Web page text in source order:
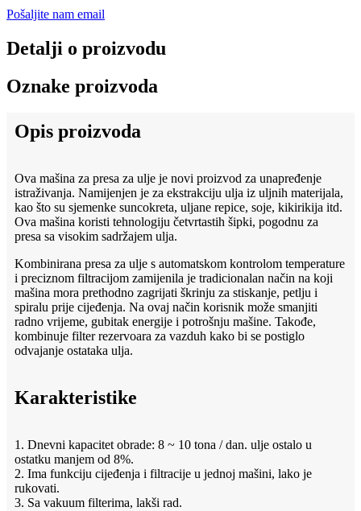
Pošaljite nam email
Detalji o proizvodu
Oznake proizvoda
Opis proizvoda
Ova mašina za presa za ulje je novi proizvod za unapređenje
istraživanja. Namijenjen je za ekstrakciju ulja iz uljnih materijala,
kao što su sjemenke suncokreta, uljane repice, soje, kikirikija itd.
Ova mašina koristi tehnologiju četvrtastih šipki, pogodnu za
presa sa visokim sadržajem ulja.
Kombinirana presa za ulje s automatskom kontrolom temperature
i preciznom filtracijom zamijenila je tradicionalan način na koji
mašina mora prethodno zagrijati škrinju za stiskanje, petlju i
spiralu prije cijeđenja. Na ovaj način korisnik može smanjiti
radno vrijeme, gubitak energije i potrošnju mašine. Takođe,
kombinuje filter rezervoara za vazduh kako bi se postiglo
odvajanje ostataka ulja.
Karakteristike
1. Dnevni kapacitet obrade: 8 ~ 10 tona / dan. ulje ostalo u
ostatku manjem od 8%.
2. Ima funkciju cijeđenja i filtracije u jednoj mašini, lako je
rukovati.
3. Sa vakuum filterima, lakši rad.